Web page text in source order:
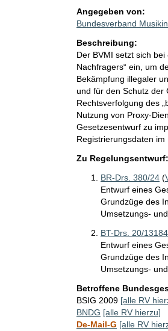
Angegeben von:
Bundesverband
Beschreibung:
Der BVMI setzt sich
Nachfragers“ ein, um
Bekämpfung illegaler
und für den Schutz der
Rechtsverfolgung des
Nutzung von Proxy-
Gesetzesentwurf zu
Registrierungsdaten
Zu Regelungsentwurf:
BR-Drs. 380/24(
Entwurf eines
Grundzüge des
Umsetzungs-
BT-Drs. 20/13184
Entwurf eines
Grundzüge des
Umsetzungs-
Betroffene
BSIG 2009 [alle RV
BNDG [alle RV hierzu]
De-Mail-G [alle RV